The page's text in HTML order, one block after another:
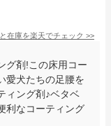
在庫を楽天でチェック >>
グ剤!この床用コー
愛犬たちの足腰を
ィング剤♪ベタベ
利なコーティング